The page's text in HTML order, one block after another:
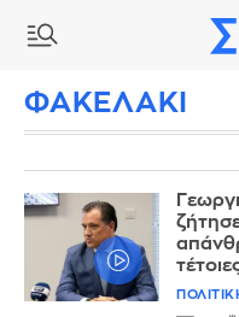
ΦΑΚΕΛΑΚΙ